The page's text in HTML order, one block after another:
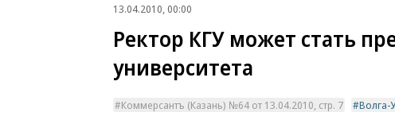
13.04.2010, 00:00
Ректор КГУ может стать
университета
Коммерсантъ (Казань) №64 от 13.04.2010, стр. 7 Волга-